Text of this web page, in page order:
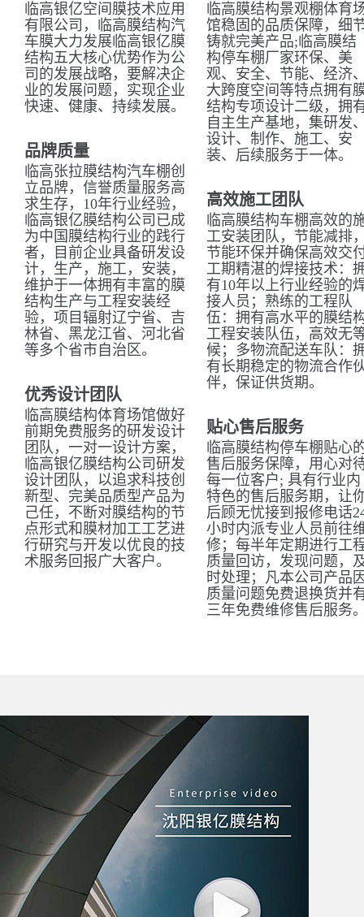
临高银亿空间膜技术应用
有限公司，临高膜结构汽
车膜大力发展临高银亿膜
结构五大核心优势作为公
司的发展战略，要解决企
业的发展问题，实现企业
快速、健康、持续发展。
品牌质量
临高张拉膜结构汽车棚创
立品牌，信誉质量服务高
求生存，10年行业经验，
临高银亿膜结构公司已成
为中国膜结构行业的践行
者，目前企业具备研发设
计，生产，施工，安装，
维护于一体拥有丰富的膜
结构生产与工程安装经
验，项目辐射辽宁省、吉
林省、黑龙江省、河北省
等多个省市自治区。
优秀设计团队
临高膜结构体育场馆做好
前期免费服务的研发设计
团队，一对一设计方案，
临高银亿膜结构公司研发
设计团队，以追求科技创
新型、完美品质型产品为
己任，不断对膜结构的节
点形式和膜材加工工艺进
行研究与开发以优良的技
术服务回报广大客户。
临高膜结构景观棚体育
馆稳固的品质保障，细
铸就完美产品;临高膜结
构停车棚厂家环保、美
观、安全、节能、经济
大跨度空间等特点拥有
结构专项设计二级，拥
自主生产基地，集研发
设计、制作、施工、安
装、后续服务于一体。
高效施工团队
临高膜结构车棚高效的
工安装团队，节能减排
节能环保并确保高效交
工期精湛的焊接技术：
有10年以上行业经验的
接人员；熟练的工程队
伍：拥有高水平的膜结
工程安装队伍，高效无
候；多物流配送车队：
有长期稳定的物流合作
伴，保证供货期。
贴心售后服务
临高膜结构停车棚贴心
售后服务保障，用心对
每一位客户; 具有行业内
特色的售后服务期，让
后顾无忧接到报修电话
小时内派专业人员前往
修；每半年定期进行工
质量回访，发现问题，
时处理；凡本公司产品
质量问题免费退换货并
三年免费维修售后服务